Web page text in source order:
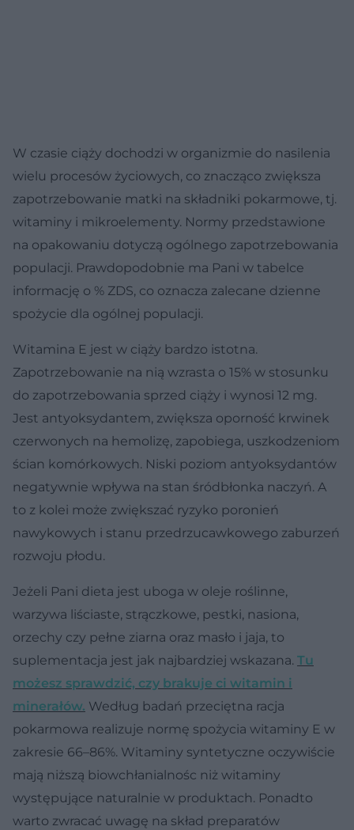
W czasie ciąży dochodzi w organizmie do nasilenia
wielu procesów życiowych, co znacząco zwiększa
zapotrzebowanie matki na składniki pokarmowe, tj.
witaminy i mikroelementy. Normy przedstawione
na opakowaniu dotyczą ogólnego zapotrzebowania
populacji. Prawdopodobnie ma Pani w tabelce
informację o % ZDS, co oznacza zalecane dzienne
spożycie dla ogólnej populacji.
Witamina E jest w ciąży bardzo istotna.
Zapotrzebowanie na nią wzrasta o 15% w stosunku
do zapotrzebowania sprzed ciąży i wynosi 12 mg.
Jest antyoksydantem, zwiększa oporność krwinek
czerwonych na hemolizę, zapobiega, uszkodzeniom
ścian komórkowych. Niski poziom antyoksydantów
negatywnie wpływa na stan śródbłonka naczyń. A
to z kolei może zwiększać ryzyko poronień
nawykowych i stanu przedrzucawkowego zaburzeń
rozwoju płodu.
Jeżeli Pani dieta jest uboga w oleje roślinne,
warzywa liściaste, strączkowe, pestki, nasiona,
orzechy czy pełne ziarna oraz masło i jaja, to
suplementacja jest jak najbardziej wskazana. Tu
możesz sprawdzić, czy brakuje ci witamin i
minerałów. Według badań przeciętna racja
pokarmowa realizuje normę spożycia witaminy E w
zakresie 66–86%. Witaminy syntetyczne oczywiście
mają niższą biowchłanialnośc niż witaminy
występujące naturalnie w produktach. Ponadto
warto zwracać uwagę na skład preparatów